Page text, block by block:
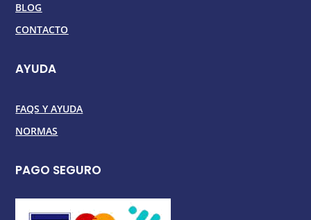
BLOG
CONTACTO
AYUDA
FAQS Y AYUDA
NORMAS
PAGO SEGURO